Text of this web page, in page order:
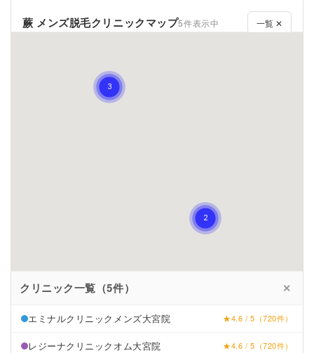
蕨 メンズ脱毛クリニックマップ5件表示中 一覧 ✕
クリニック一覧（5件） ✕
エミナルクリニックメンズ大宮院 ★4.6 / 5（720件）
レジーナクリニックオム大宮院 ★4.6 / 5（720件）